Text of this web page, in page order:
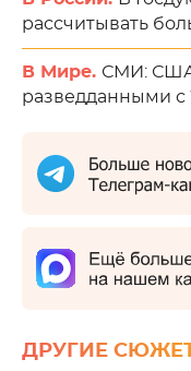
рассчитывать
В Мире. СМИ: США
разведданными с
ДРУГИЕ